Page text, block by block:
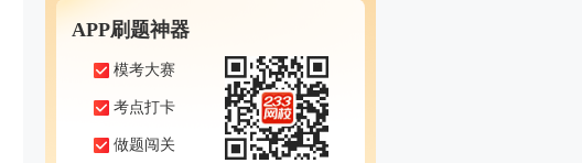
APP刷题神器
模考大赛
考点打卡
做题闯关